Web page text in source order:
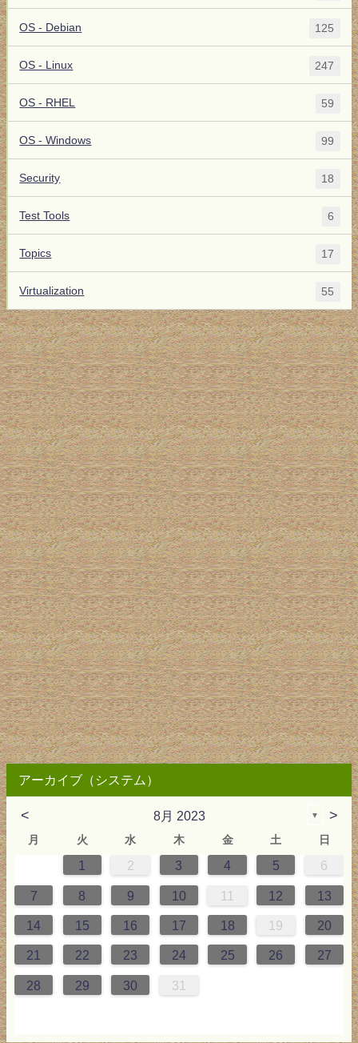
OS - Debian 125
OS - Linux 247
OS - RHEL 59
OS - Windows 99
Security 18
Test Tools 6
Topics 17
Virtualization 55
アーカイブ（システム）
< 8月 2023 ▼ >
月 火 水 木 金 土 日
1 2 3 4 5 6
7 8 9 10 11 12 13
14 15 16 17 18 19 20
21 22 23 24 25 26 27
28 29 30 31